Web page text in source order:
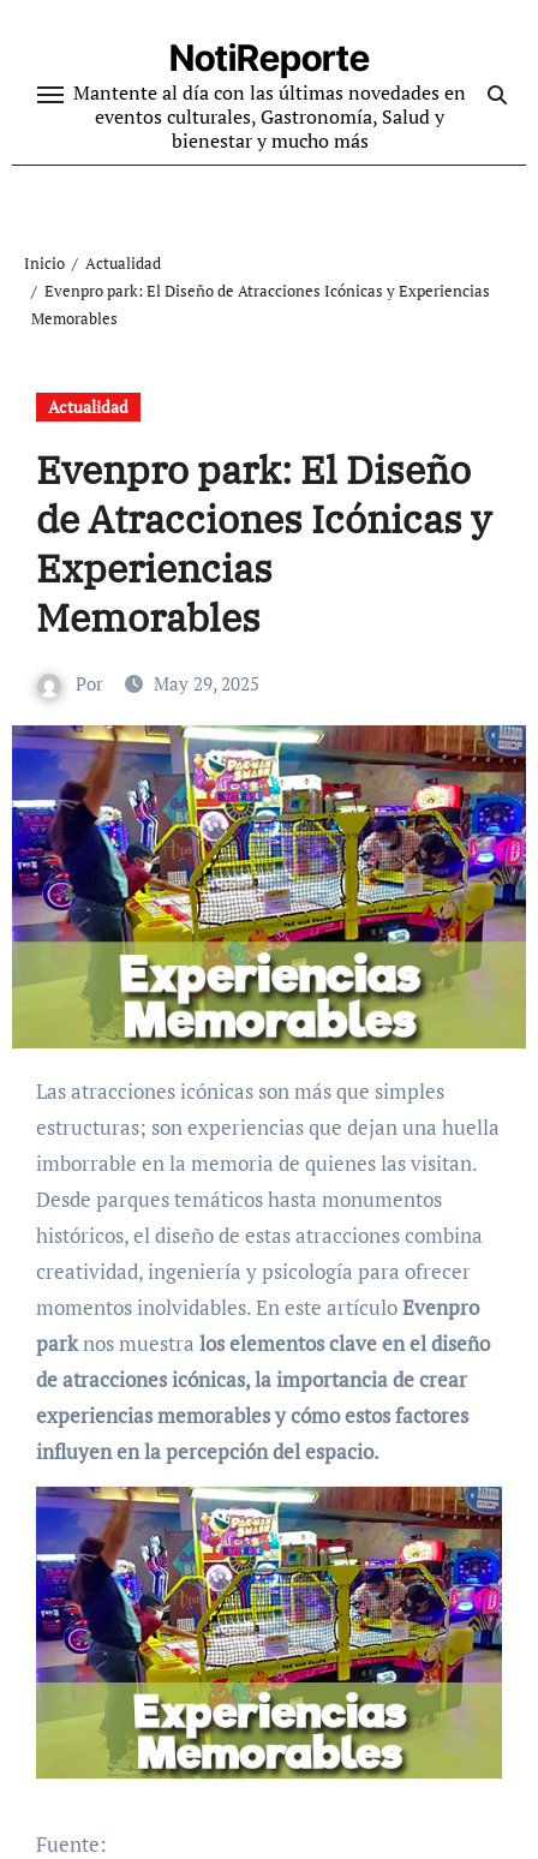
contenido
NotiReporte
Mantente al día con las últimas novedades en
eventos culturales, Gastronomía, Salud y
bienestar y mucho más
Inicio
Actualidad
Evenpro park: El Diseño de Atracciones Icónicas y Experiencias
Memorables
Actualidad
Evenpro park: El Diseño
de Atracciones Icónicas y
Experiencias
Memorables
Por May 29, 2025
Las atracciones icónicas son más que simples
estructuras; son experiencias que dejan una huella
imborrable en la memoria de quienes las visitan.
Desde parques temáticos hasta monumentos
históricos, el diseño de estas atracciones combina
creatividad, ingeniería y psicología para ofrecer
momentos inolvidables. En este artículoEvenpro
parknos muestra los elementos clave en el diseño
de atracciones icónicas, la importancia de crear
experiencias memorables y cómo estos factores
influyen en la percepción del espacio.
Fuente: